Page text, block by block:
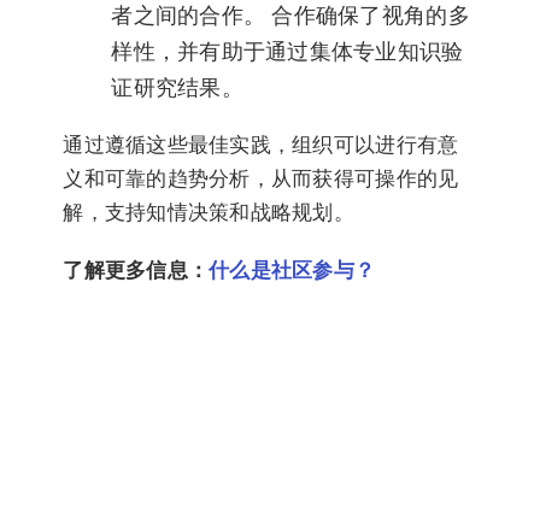
者之间的合作。 合作确保了视角的多
样性，并有助于通过集体专业知识验
证研究结果。
通过遵循这些最佳实践，组织可以进行有意
义和可靠的趋势分析，从而获得可操作的见
解，支持知情决策和战略规划。
了解更多信息：什么是社区参与？